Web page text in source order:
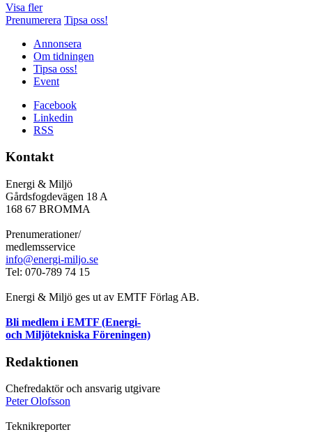
Visa fler
Prenumerera Tipsa oss!
Annonsera
Om tidningen
Tipsa oss!
Event
Facebook
Linkedin
RSS
Kontakt
Energi & Miljö
Gårdsfogdevägen 18 A
168 67 BROMMA
Prenumerationer/
medlemsservice
info@energi-miljo.se
Tel: 070-789 74 15
Energi & Miljö ges ut av EMTF Förlag AB.
Bli medlem i EMTF (Energi-
och Miljötekniska Föreningen)
Redaktionen
Chefredaktör och ansvarig utgivare
Peter Olofsson
Teknikreporter